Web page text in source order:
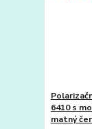
6410 s
matný